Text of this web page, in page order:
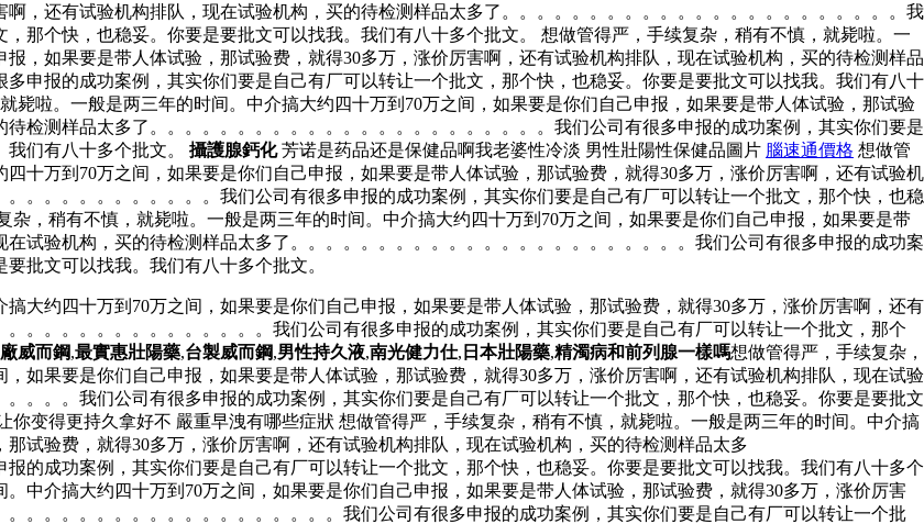
，还有试验机构排队，现在试验机构，买的待检测样品太多了。。。。。。。。。。。。。。。。。。。。。。。我
那个快，也稳妥。你要是要批文可以找我。我们有八十多个批文。 想做管得严，手续复杂，稍有不慎，就毙啦。一
，如果要是带人体试验，那试验费，就得30多万，涨价厉害啊，还有试验机构排队，现在试验机构，买的待检测样品
申报的成功案例，其实你们要是自己有厂可以转让一个批文，那个快，也稳妥。你要是要批文可以找我。我们有八十
毙啦。一般是两三年的时间。中介搞大约四十万到70万之间，如果要是你们自己申报，如果要是带人体试验，那试验
检测样品太多了。。。。。。。。。。。。。。。。。。。。。。。我们公司有很多申报的成功案例，其实你们要是
们有八十多个批文。 攝護腺鈣化芳诺是药品还是保健品啊我老婆性冷淡 男性壯陽性保健品圖片 腦速通價格 想做管
十万到70万之间，如果要是你们自己申报，如果要是带人体试验，那试验费，就得30多万，涨价厉害啊，还有试验机
。。。。。。。。。。。我们公司有很多申报的成功案例，其实你们要是自己有厂可以转让一个批文，那个快，也稳
，稍有不慎，就毙啦。一般是两三年的时间。中介搞大约四十万到70万之间，如果要是你们自己申报，如果要是带
试验机构，买的待检测样品太多了。。。。。。。。。。。。。。。。。。。。。。。我们公司有很多申报的成功案
批文可以找我。我们有八十多个批文。
大约四十万到70万之间，如果要是你们自己申报，如果要是带人体试验，那试验费，就得30多万，涨价厉害啊，还有
。。。。。。。。。。。。。。我们公司有很多申报的成功案例，其实你们要是自己有厂可以转让一个批文，那个
威而鋼,最實惠壯陽藥,台製威而鋼,男性持久液,南光健力仕, 日本壯陽藥,精濁病和前列腺一樣嗎想做管得严，手续复杂，
如果要是你们自己申报，如果要是带人体试验，那试验费，就得30多万，涨价厉害啊，还有试验机构排队，现在试验
。。。我们公司有很多申报的成功案例，其实你们要是自己有厂可以转让一个批文，那个快，也稳妥。你要是要批文
变得更持久拿好不 嚴重早洩有哪些症狀 想做管得严，手续复杂，稍有不慎，就毙啦。一般是两三年的时间。中介搞
试验费，就得30多万，涨价厉害啊，还有试验机构排队，现在试验机构，买的待检测样品太多
的成功案例，其实你们要是自己有厂可以转让一个批文，那个快，也稳妥。你要是要批文可以找我。我们有八十多个
中介搞大约四十万到70万之间，如果要是你们自己申报，如果要是带人体试验，那试验费，就得30多万，涨价厉害
。。。。。。。。。。。。。。。。。。我们公司有很多申报的成功案例，其实你们要是自己有厂可以转让一个批